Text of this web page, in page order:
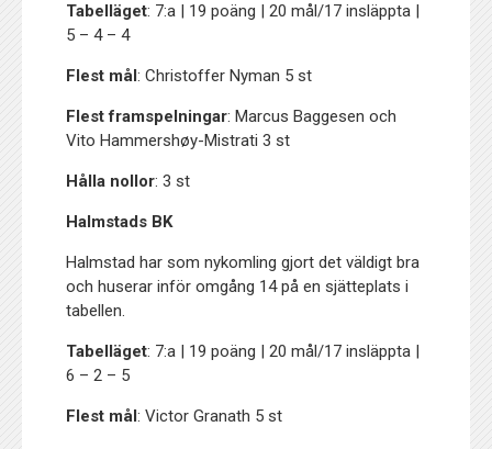
Tabelläget: 7:a | 19 poäng | 20 mål/17 insläppta |
5 – 4 – 4
Flest mål: Christoffer Nyman 5 st
Flest framspelningar: Marcus Baggesen och
Vito Hammershøy-Mistrati 3 st
Hålla nollor: 3 st
Halmstads BK
Halmstad har som nykomling gjort det väldigt bra
och huserar inför omgång 14 på en sjätteplats i
tabellen.
Tabelläget: 7:a | 19 poäng | 20 mål/17 insläppta |
6 – 2 – 5
Flest mål: Victor Granath 5 st